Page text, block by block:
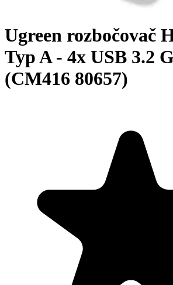
Ugreen rozbočovač
Typ A - 4x USB 3.2
(CM416 80657)